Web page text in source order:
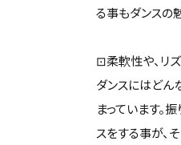
る事もダンスの
⊡柔軟性や、リ
ダンスにはどん
まっています。
スをする事が、